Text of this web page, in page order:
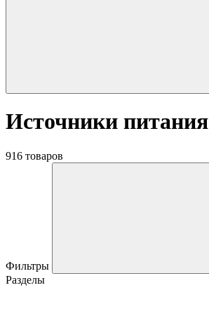
Источники питания
916 товаров
Фильтры
Разделы